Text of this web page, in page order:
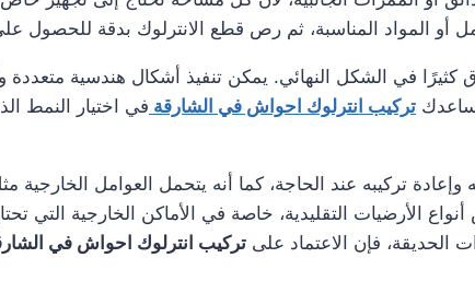
أو المواد المناسبة، ثم رص قطع الانترلوك بدقة
كثيرًا في الشكل النهائي. يمكن تنفيذ أشكال هندسية متعددة
تركيب انترلوك احواش في الشارقة في اختيار النمط
تركيبه عند الحاجة، كما أنه يتحمل العوامل الخارجية
الأرضيات التقليدية، خاصة في الأماكن الخارجية
الحديقة، فإن الاعتماد على تركيب انترلوك احواش في